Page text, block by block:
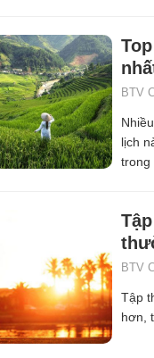
BTV
lịch
trong
BTV
Tập
hơn,